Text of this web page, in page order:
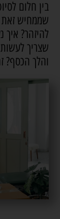
בין חלום
שממחיש זאת
להיזהר?
שצריך
והלך הכסף?